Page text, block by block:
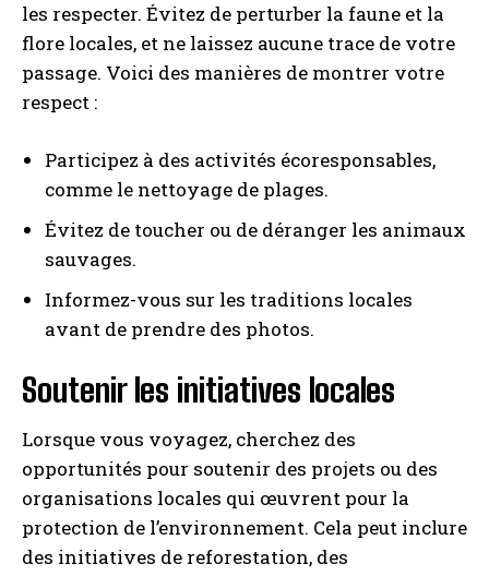
les respecter. Évitez de perturber la faune et la
flore locales, et ne laissez aucune trace de votre
passage. Voici des manières de montrer votre
respect :
Participez à des activités écoresponsables,
comme le nettoyage de plages.
Évitez de toucher ou de déranger les animaux
sauvages.
Informez-vous sur les traditions locales
avant de prendre des photos.
Soutenir les initiatives locales
Lorsque vous voyagez, cherchez des
opportunités pour soutenir des projets ou des
organisations locales qui œuvrent pour la
protection de l’environnement. Cela peut inclure
des initiatives de reforestation, des